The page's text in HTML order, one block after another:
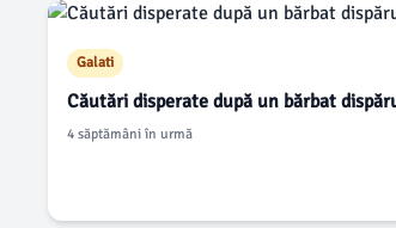
Galati
Căutări disperate după un bărbat
4 săptămâni în urmă